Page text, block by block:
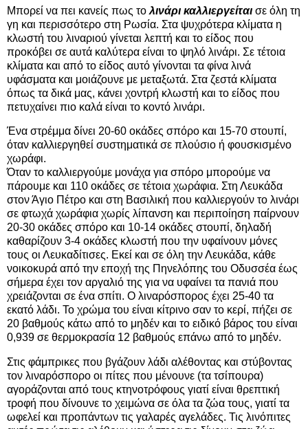
Μπορεί να πει κανείς πως το λινάρι καλλιεργείται σε όλη τη
γη και περισσότερο στη Ρωσία. Στα ψυχρότερα κλίματα η
κλωστή του λιναριού γίνεται λεπτή και το είδος που
προκόβει σε αυτά καλύτερα είναι το ψηλό λινάρι. Σε τέτοια
κλίματα και από το είδος αυτό γίνονται τα φίνα λινά
υφάσματα και μοιάζουνε με μεταξωτά. Στα ζεστά κλίματα
όπως τα δικά μας, κάνει χοντρή κλωστή και το είδος που
πετυχαίνει πιο καλά είναι το κοντό λινάρι.
Ένα στρέμμα δίνει 20-60 οκάδες σπόρο και 15-70 στουπί,
όταν καλλιεργηθεί συστηματικά σε πλούσιο ή φουσκισμένο
χωράφι.
Όταν το καλλιεργούμε μονάχα για σπόρο μπορούμε να
πάρουμε και 110 οκάδες σε τέτοια χωράφια. Στη Λευκάδα
στον Άγιο Πέτρο και στη Βασιλική που καλλιεργούν το λινάρι
σε φτωχά χωράφια χωρίς λίπανση και περιποίηση παίρνουν
20-30 οκάδες σπόρο και 10-14 οκάδες στουπί, δηλαδή
καθαρίζουν 3-4 οκάδες κλωστή που την υφαίνουν μόνες
τους οι Λευκαδίτισες. Εκεί και σε όλη την Λευκάδα, κάθε
νοικοκυρά από την εποχή της Πηνελόπης του Οδυσσέα έως
σήμερα έχει τον αργαλιό της για να υφαίνει τα πανιά που
χρειάζονται σε ένα σπίτι. Ο λιναρόσπορος έχει 25-40 τα
εκατό λάδι. Το χρώμα του είναι κίτρινο σαν το κερί, πήζει σε
20 βαθμούς κάτω από το μηδέν και το ειδικό βάρος του είναι
0,939 σε θερμοκρασία 12 βαθμούς επάνω από το μηδέν.
Στις φάμπρικες που βγάζουν λάδι αλέθοντας και στύβοντας
τον λιναρόσπορο οι πίτες που μένουνε (τα τσίπουρα)
αγοράζονται από τους κτηνοτρόφους γιατί είναι θρεπτική
τροφή που δίνουνε το χειμώνα σε όλα τα ζώα τους, γιατί τα
ωφελεί και προπάντων τις γαλαρές αγελάδες. Τις λινόπιτες